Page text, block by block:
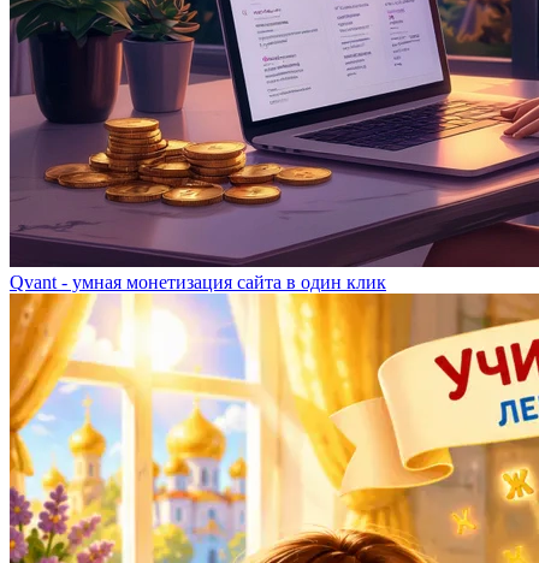
Qvant - умная монетизация сайта в один клик